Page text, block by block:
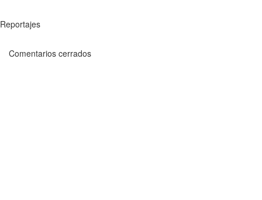
Reportajes
Comentarios cerrados